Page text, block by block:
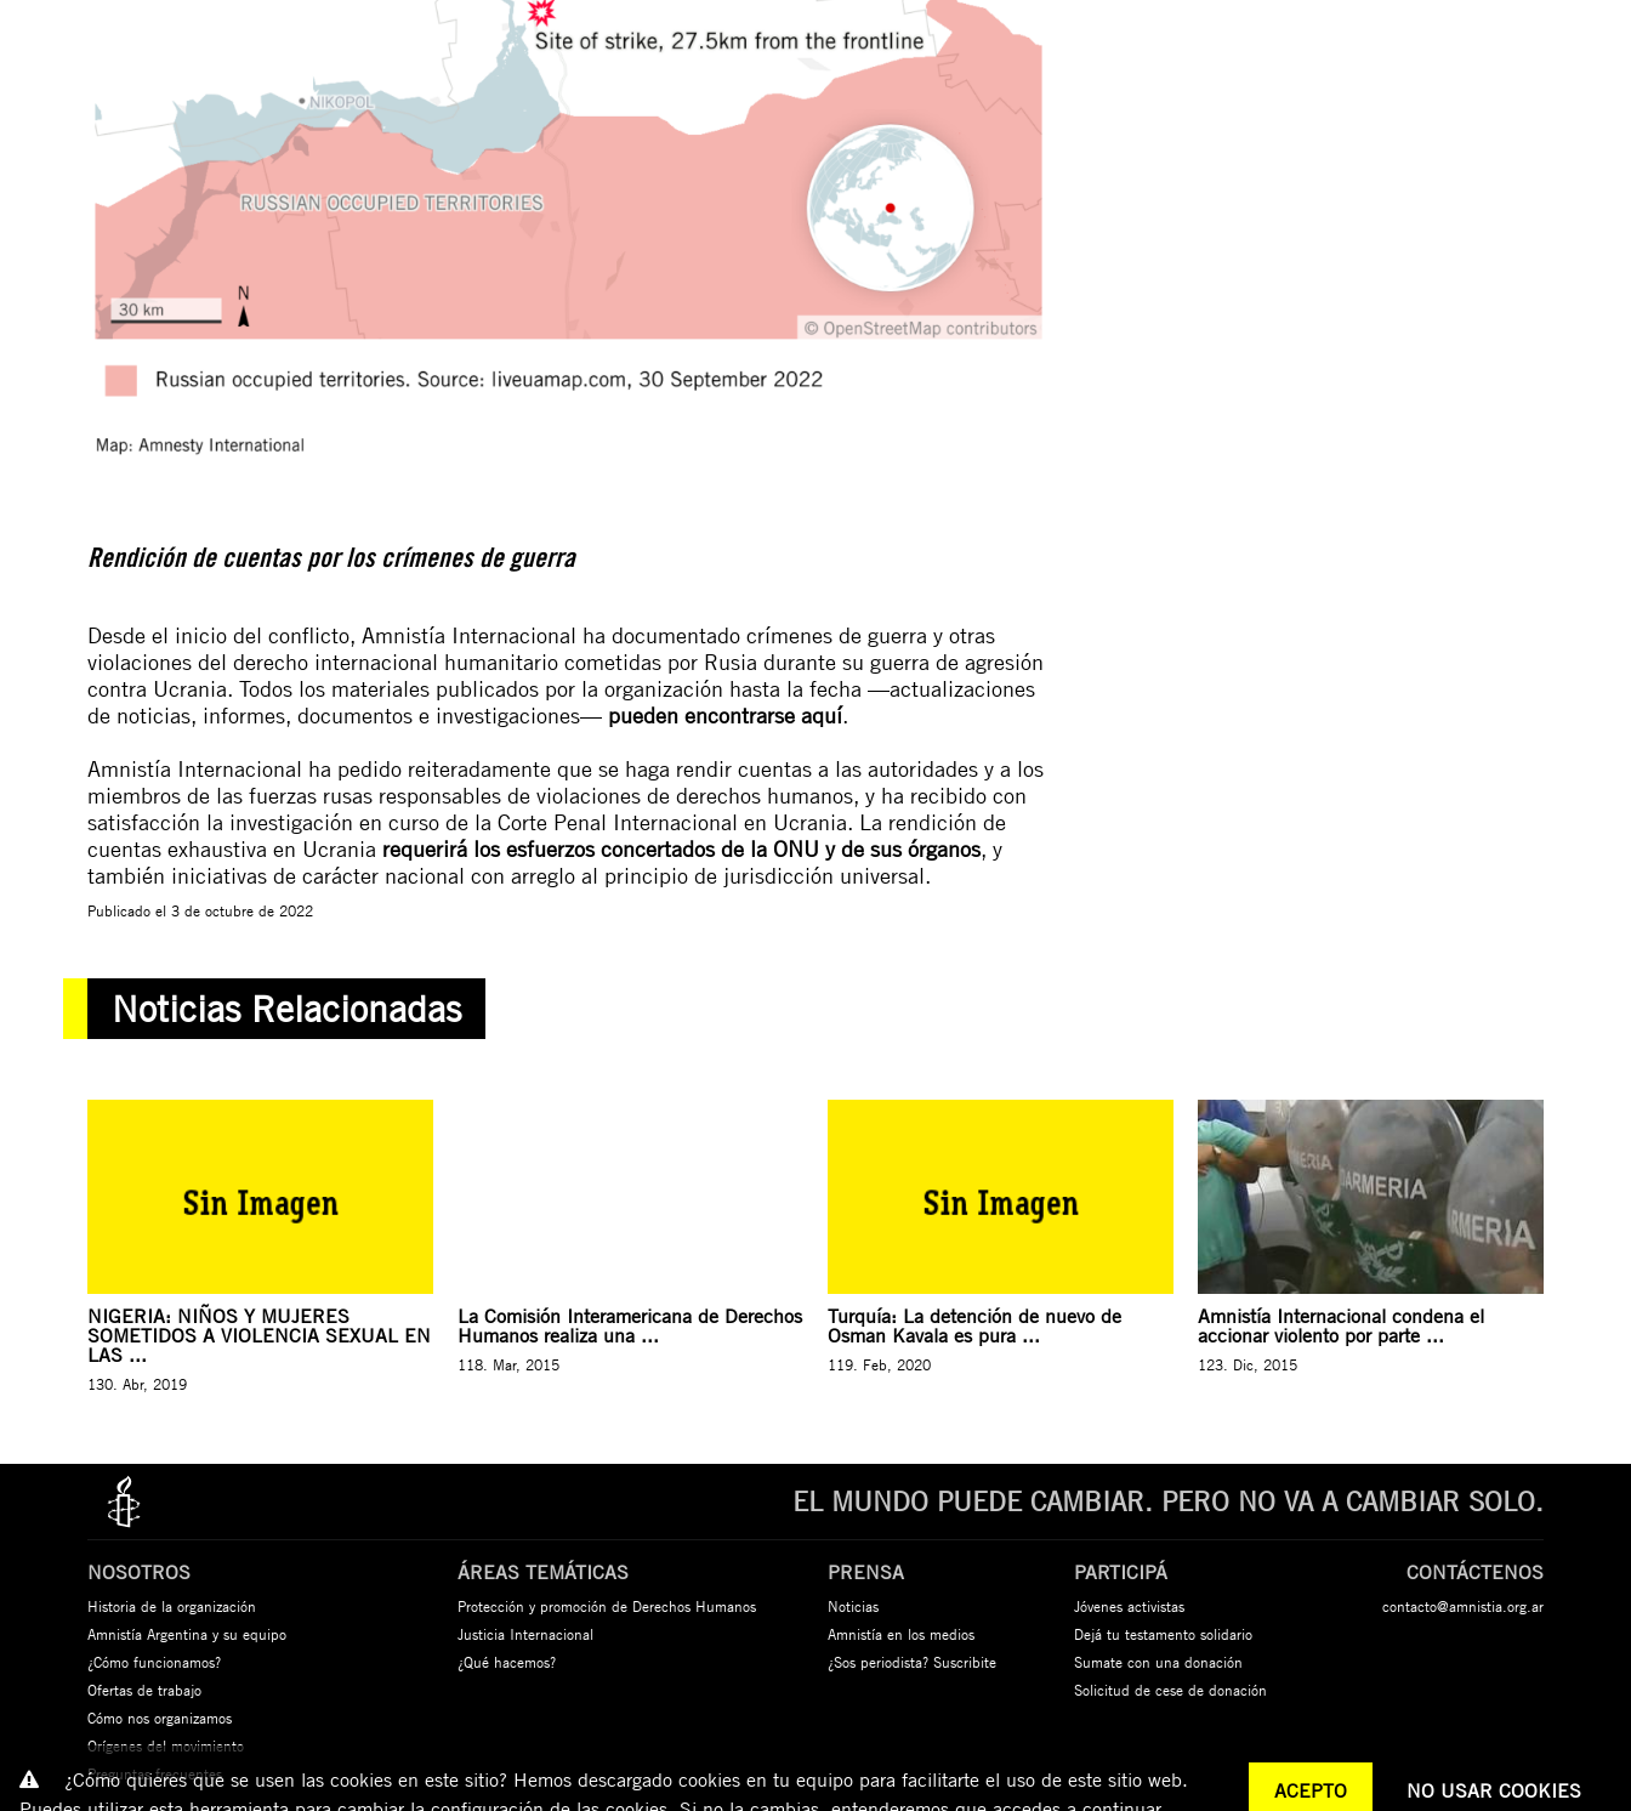
Rendición de cuentas por los crímenes de guerra
Desde el inicio del conflicto, Amnistía Internacional ha documentado crímenes de guerra y otras
violaciones del derecho internacional humanitario cometidas por Rusia durante su guerra de agresión
contra Ucrania. Todos los materiales publicados por la organización hasta la fecha —actualizaciones
de noticias, informes, documentos e investigaciones— pueden encontrarse aquí.
Amnistía Internacional ha pedido reiteradamente que se haga rendir cuentas a las autoridades y a los
miembros de las fuerzas rusas responsables de violaciones de derechos humanos, y ha recibido con
satisfacción la investigación en curso de la Corte Penal Internacional en Ucrania. La rendición de
cuentas exhaustiva en Ucrania requerirá los esfuerzos concertados de la ONU y de sus órganos, y
también iniciativas de carácter nacional con arreglo al principio de jurisdicción universal.
Publicado el 3 de octubre de 2022
Noticias Relacionadas
NIGERIA: NIÑOS Y MUJERES
SOMETIDOS A VIOLENCIA SEXUAL EN
LAS ...
130. Abr, 2019
La Comisión Interamericana de Derechos
Humanos realiza una ...
118. Mar, 2015
Turquía: La detención de nuevo de
Osman Kavala es pura ...
119. Feb, 2020
Amnistía Internacional condena el
accionar violento por parte ...
123. Dic, 2015
EL MUNDO PUEDE CAMBIAR. PERO NO VA A CAMBIAR SOLO.
NOSOTROS
Historia de la organización
Amnistía Argentina y su equipo
¿Cómo funcionamos?
Ofertas de trabajo
Cómo nos organizamos
Orígenes del movimiento
Preguntas frecuentes
ÁREAS TEMÁTICAS
Protección y promoción de Derechos Humanos
Justicia Internacional
¿Qué hacemos?
PRENSA
Noticias
Amnistía en los medios
¿Sos periodista? Suscribite
PARTICIPÁ
Jóvenes activistas
Dejá tu testamento solidario
Sumate con una donación
Solicitud de cese de donación
CONTÁCTENOS
contacto@amnistia.org.ar
¿Cómo quieres que se usen las cookies en este sitio? Hemos descargado cookies en tu equipo para facilitarte el uso de este sitio web.
ACEPTO NO USAR COOKIES